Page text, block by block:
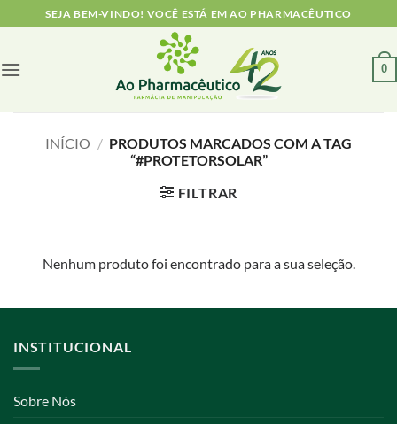
to
SEJA BEM-VINDO! VOCÊ ESTÁ EM AO PHARMACÊUTICO
0
INÍCIO / PRODUTOS MARCADOS COM A TAG
“#PROTETORSOLAR”
FILTRAR
Nenhum produto foi encontrado para a sua seleção.
INSTITUCIONAL
Sobre Nós